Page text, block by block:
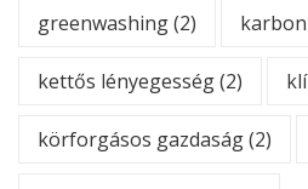
greenwashing(2)
kettős lényegesség(2)
körforgásos gazdaság(2)